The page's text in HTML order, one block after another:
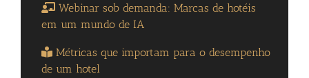
Webinar sob demanda: Marcas de hotéis
em um mundo de IA
Métricas que importam para o desempenho
de um hotel